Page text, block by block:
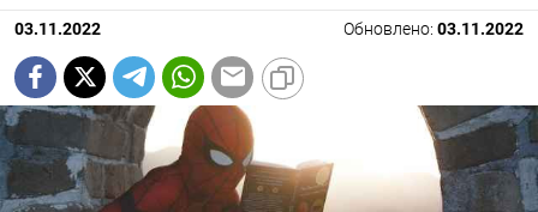
03.11.2022 Обновлено: 03.11.2022